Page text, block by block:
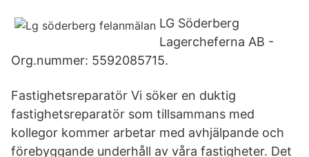
LG Söderberg
Lagercheferna AB -
Org.nummer: 5592085715.
Fastighetsreparatör Vi söker en duktig
fastighetsreparatör som tillsammans med
kollegor kommer arbetar med avhjälpande och
förebyggande underhåll av våra fastigheter. Det